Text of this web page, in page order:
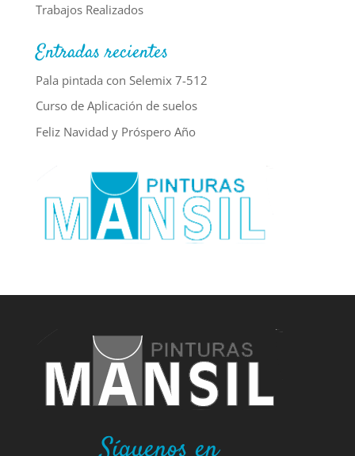
Trabajos Realizados
Entradas recientes
Pala pintada con Selemix 7-512
Curso de Aplicación de suelos
Feliz Navidad y Próspero Año